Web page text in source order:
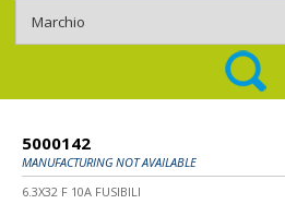
5000142
MANUFACTURING NOT AVAILABLE
6.3X32 F 10A FUSIBILI